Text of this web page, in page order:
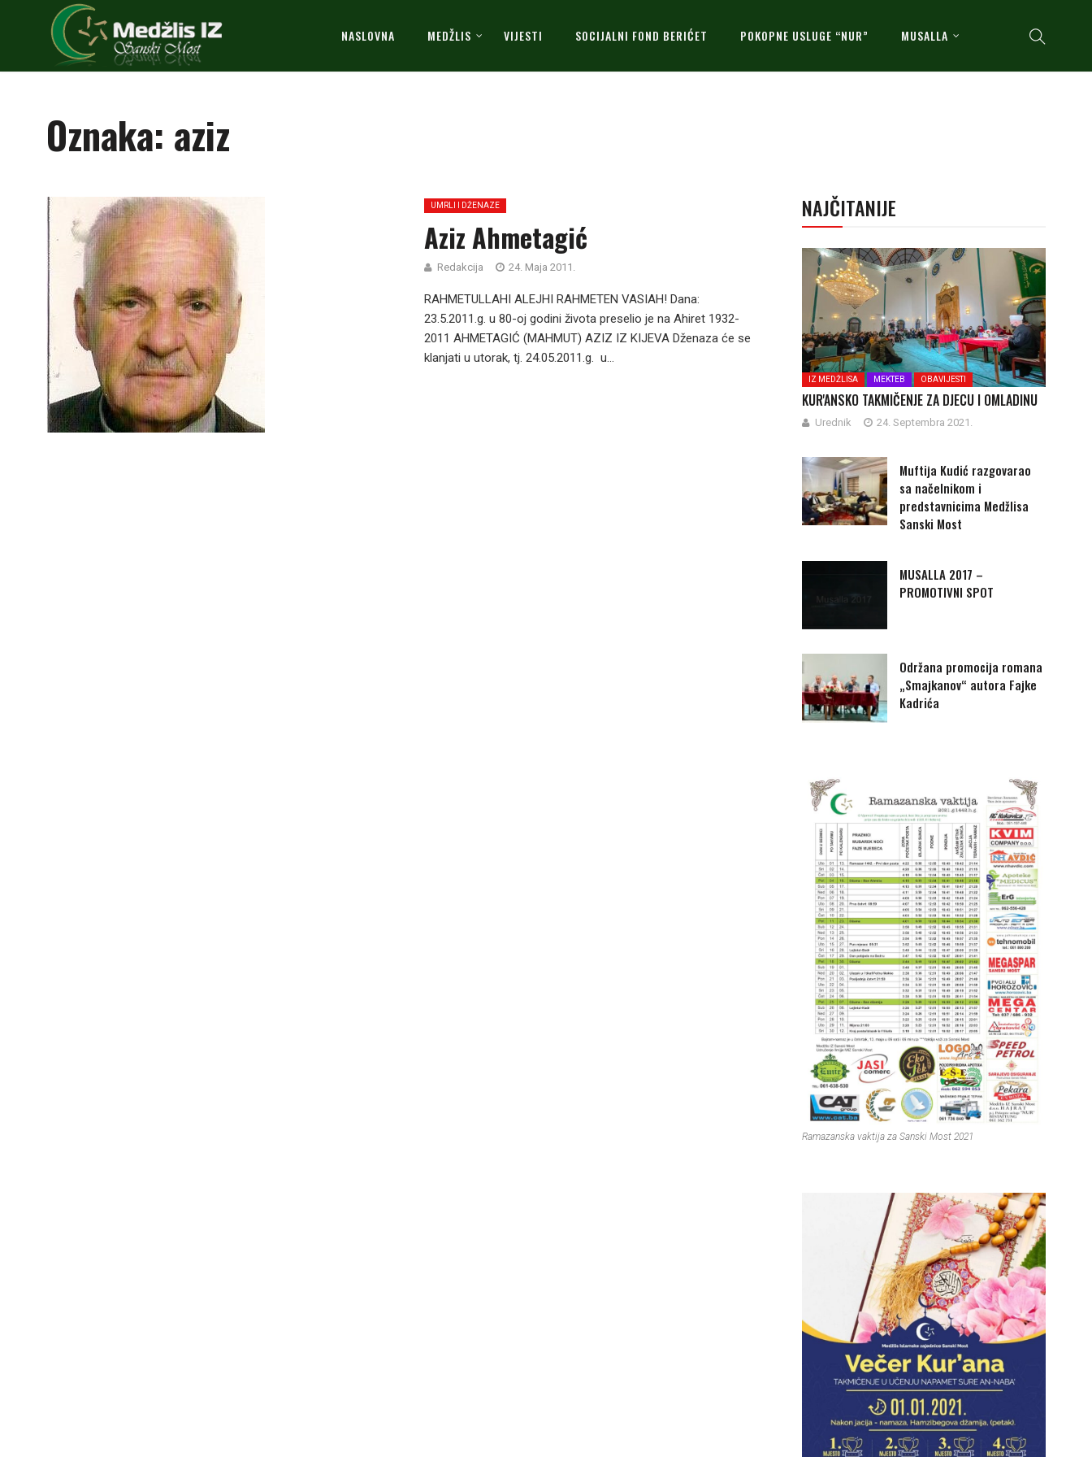
NASLOVNA MEDŽLIS VIJESTI SOCIJALNI FOND BERIĆET POKOPNE USLUGE “NUR” MUSALLA
Oznaka: aziz
UMRLI I DŽENAZE
Aziz Ahmetagić
Redakcija 24. Maja 2011.
RAHMETULLAHI ALEJHI RAHMETEN VASIAH! Dana:
23.5.2011.g. u 80-oj godini života preselio je na Ahiret 1932-
2011 AHMETAGIĆ (MAHMUT) AZIZ IZ KIJEVA Dženaza će se
klanjati u utorak, tj. 24.05.2011.g. u...
NAJČITANIJE
IZ MEDŽLISA MEKTEB OBAVIJESTI
KUR'ANSKO TAKMIČENJE ZA DJECU I OMLADINU
Urednik 24. Septembra 2021.
Muftija Kudić razgovarao
sa načelnikom i
predstavnicima Medžlisa
Sanski Most
MUSALLA 2017 –
PROMOTIVNI SPOT
Održana promocija romana
„Smajkanov“ autora Fajke
Kadrića
Ramazanska vaktija za Sanski Most 2021